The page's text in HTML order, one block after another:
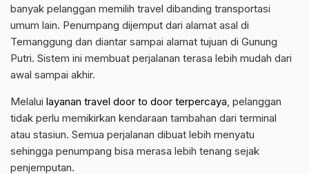
banyak pelanggan memilih travel dibanding transportasi
umum lain. Penumpang dijemput dari alamat asal di
Temanggung dan diantar sampai alamat tujuan di Gunung
Putri. Sistem ini membuat perjalanan terasa lebih mudah dari
awal sampai akhir.
Melalui layanan travel door to door terpercaya, pelanggan
tidak perlu memikirkan kendaraan tambahan dari terminal
atau stasiun. Semua perjalanan dibuat lebih menyatu
sehingga penumpang bisa merasa lebih tenang sejak
penjemputan.